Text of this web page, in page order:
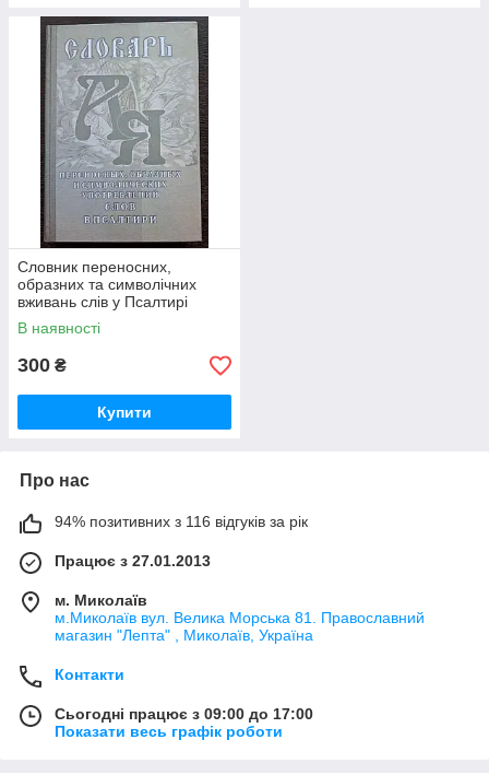
Словник переносних,
образних та символічних
вживань слів у Псалтирі
В наявності
300 ₴
Купити
Про нас
94% позитивних з 116 відгуків за рік
Працює з 27.01.2013
м. Миколаїв
м.Миколаїв вул. Велика Морська 81. Православний
магазин "Лепта" , Миколаїв, Україна
Контакти
Сьогодні працює з 09:00 до 17:00
Показати весь графік роботи